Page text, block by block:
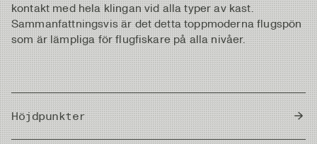
kontakt med hela klingan vid alla typer av kast.
Sammanfattningsvis är det detta toppmoderna flugspön
som är lämpliga för flugfiskare på alla nivåer.
Höjdpunkter